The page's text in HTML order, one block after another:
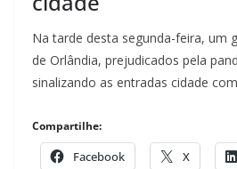
Na tarde desta segunda-feira, um
de Orlândia, prejudicados pela
sinalizando as entradas cidade
Compartilhe:
Facebook X